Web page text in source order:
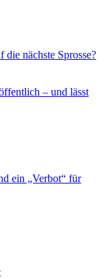
nächste Sprosse?
– und lässt
ein „Verbot“ für